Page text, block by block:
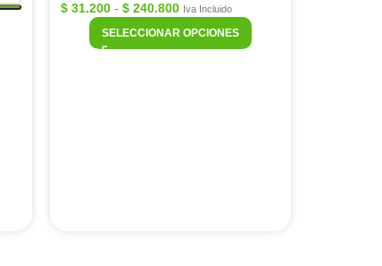
$ 31.200 - $ 240.800 Iva Incluido
SELECCIONAR OPCIONES